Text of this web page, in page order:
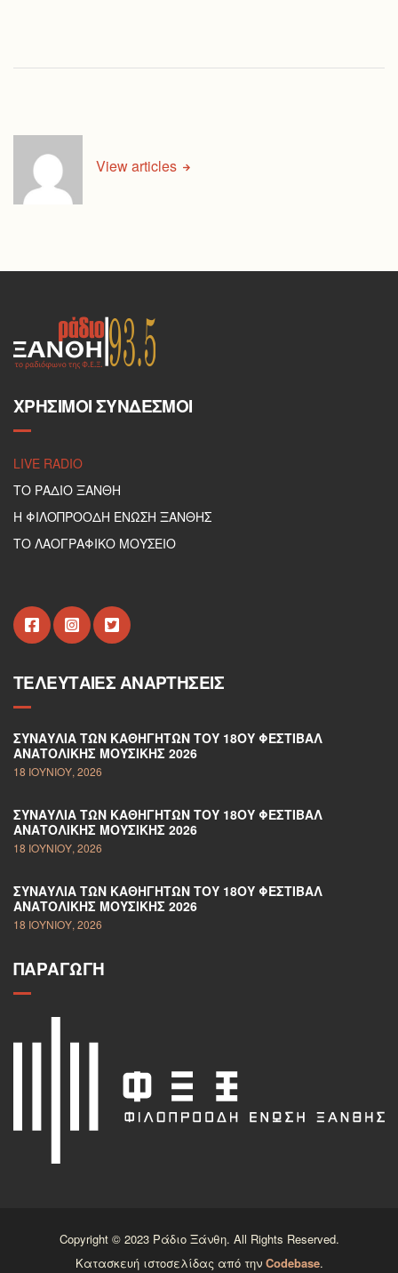
View articles
ΧΡΉΣΙΜΟΙ ΣΎΝΔΕΣΜΟΙ
LIVE RADIO
ΤΟ ΡΑΔΙΟ ΞΑΝΘΗ
Η ΦΙΛΟΠΡΟΟΔΗ ΕΝΩΣΗ ΞΑΝΘΗΣ
ΤΟ ΛΑΟΓΡΑΦΙΚΟ ΜΟΥΣΕΙΟ
ΤΕΛΕΥΤΑΊΕΣ ΑΝΑΡΤΉΣΕΙΣ
ΣΥΝΑΥΛΊΑ ΤΩΝ ΚΑΘΗΓΗΤΏΝ ΤΟΥ 18ΟΥ ΦΕΣΤΙΒΆΛ
ΑΝΑΤΟΛΙΚΉΣ ΜΟΥΣΙΚΉΣ 2026
18 ΙΟΥΝΊΟΥ, 2026
ΣΥΝΑΥΛΊΑ ΤΩΝ ΚΑΘΗΓΗΤΏΝ ΤΟΥ 18ΟΥ ΦΕΣΤΙΒΆΛ
ΑΝΑΤΟΛΙΚΉΣ ΜΟΥΣΙΚΉΣ 2026
18 ΙΟΥΝΊΟΥ, 2026
ΣΥΝΑΥΛΊΑ ΤΩΝ ΚΑΘΗΓΗΤΏΝ ΤΟΥ 18ΟΥ ΦΕΣΤΙΒΆΛ
ΑΝΑΤΟΛΙΚΉΣ ΜΟΥΣΙΚΉΣ 2026
18 ΙΟΥΝΊΟΥ, 2026
ΠΑΡΑΓΩΓΉ
Copyright © 2023 Ράδιο Ξάνθη. All Rights Reserved.
Κατασκευή ιστοσελίδας από την Codebase.